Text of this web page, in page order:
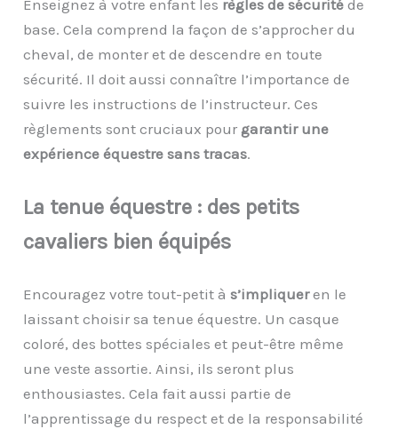
Enseignez à votre enfant les règles de sécuritéde
base. Cela comprend la façon de s’approcher du
cheval, de monter et de descendre en toute
sécurité. Il doit aussi connaître l’importance de
suivre les instructions de l’instructeur. Ces
règlements sont cruciaux pour garantir une
expérience équestre sans tracas.
La tenue équestre : des petits
cavaliers bien équipés
Encouragez votre tout-petit às’impliqueren le
laissant choisir sa tenue équestre. Un casque
coloré, des bottes spéciales et peut-être même
une veste assortie. Ainsi, ils seront plus
enthousiastes. Cela fait aussi partie de
l’apprentissage du respect et de la responsabilité